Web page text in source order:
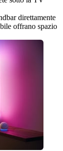
direttamente
offrano spazio